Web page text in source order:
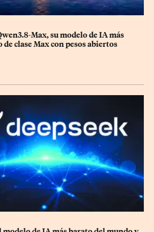
Max, su modelo de IA más
clase Max con pesos abiertos